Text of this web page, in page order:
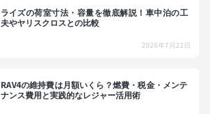
ライズの荷室寸法・容量を徹底解説！車中泊の工
夫やヤリスクロスとの比較
2026年7月21日
RAV4の維持費は月額いくら？燃費・税金・メンテ
ナンス費用と実践的なレジャー活用術